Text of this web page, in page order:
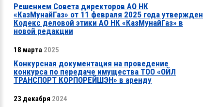
Решением Совета директоров АО НК
«КазМунайГаз» от 11 февраля 2025 года утвержден
Кодекс деловой этики АО НК «КазМунайГаз» в
новой редакции
18 марта 2025
Конкурсная документация на проведение
конкурса по передаче имущества ТОО «ОЙЛ
ТРАНСПОРТ КОРПОРЕЙШЭН» в аренду
23 декабря 2024